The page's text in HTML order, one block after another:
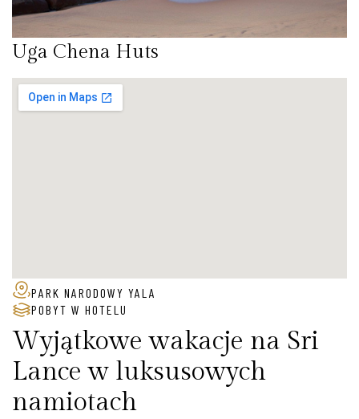
Uga Chena Huts
PARK NARODOWY YALA
POBYT W HOTELU
Wyjątkowe wakacje na Sri
Lance w luksusowych
namiotach